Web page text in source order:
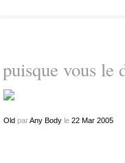
puisque vous le
OldparAny Bodyle 22 Mar 2005